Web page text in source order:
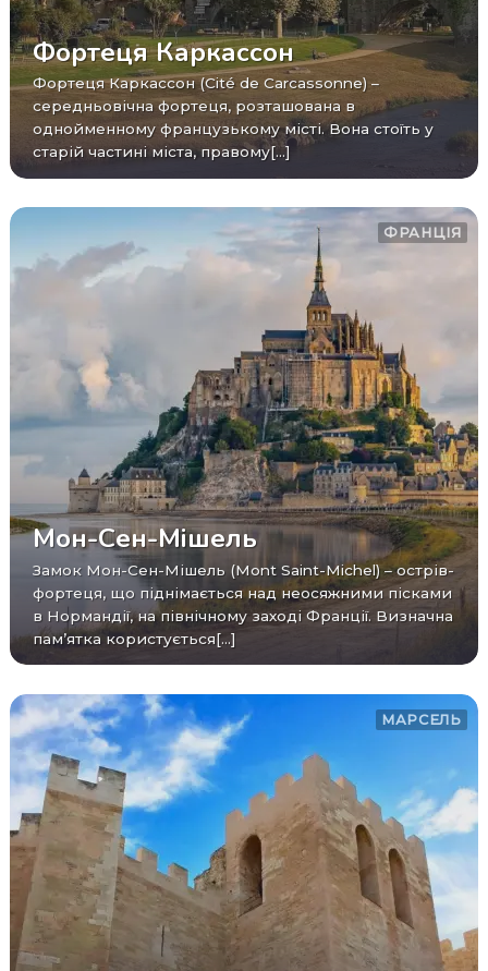
Фортеця Каркассон
Фортеця Каркассон (Cité de Carcassonne) –
середньовічна фортеця, розташована в
однойменному французькому місті. Вона стоїть у
старій частині міста, правому[...]
ФРАНЦІЯ
Мон-Сен-Мішель
Замок Мон-Сен-Мішель (Mont Saint-Michel) – острів-
фортеця, що піднімається над неосяжними пісками
в Нормандії, на північному заході Франції. Визначна
пам’ятка користується[...]
МАРСЕЛЬ